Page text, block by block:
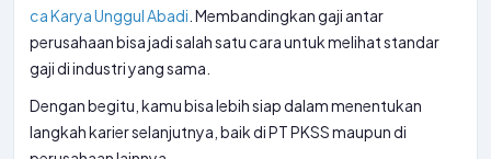
ca Karya Unggul Abadi . Membandingkan gaji antar
perusahaan bisa jadi salah satu cara untuk melihat standar
gaji di industri yang sama.
Dengan begitu, kamu bisa lebih siap dalam menentukan
langkah karier selanjutnya, baik di PT PKSS maupun di